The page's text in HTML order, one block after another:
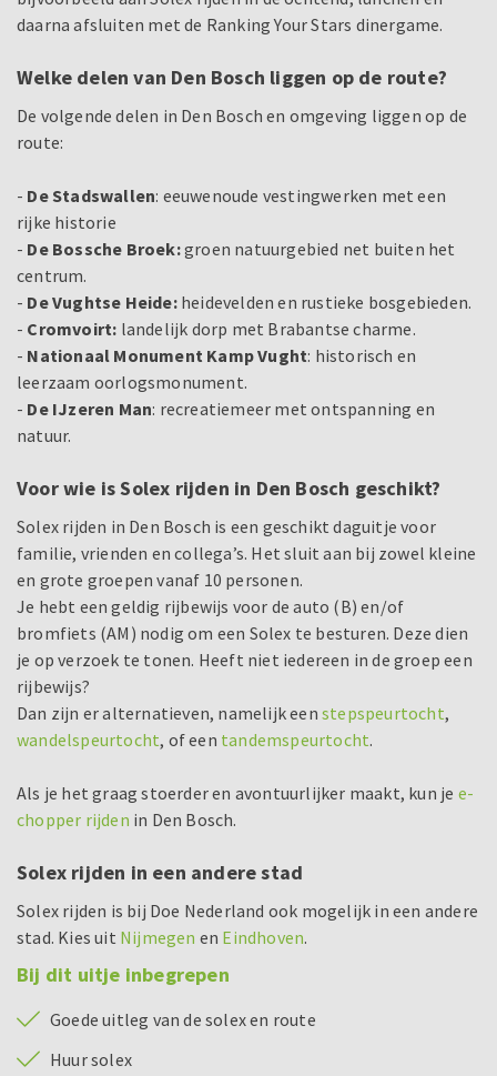
daarna afsluiten met de Ranking Your Stars dinergame.
Welke delen van Den Bosch liggen op de route?
De volgende delen in Den Bosch en omgeving liggen op de
route:
- De Stadswallen: eeuwenoude vestingwerken met een
rijke historie
- De Bossche Broek:groen natuurgebied net buiten het
centrum.
- De Vughtse Heide:heidevelden en rustieke bosgebieden.
- Cromvoirt: landelijk dorp met Brabantse charme.
- Nationaal Monument Kamp Vught: historisch en
leerzaam oorlogsmonument.
- De IJzeren Man: recreatiemeer met ontspanning en
natuur.
Voor wie is Solex rijden in Den Bosch geschikt?
Solex rijden in Den Bosch is een geschikt daguitje voor
familie, vrienden en collega’s. Het sluit aan bij zowel kleine
en grote groepen vanaf 10 personen.
Je hebt een geldig rijbewijs voor de auto (B) en/of
bromfiets (AM) nodig om een Solex te besturen. Deze dien
je op verzoek te tonen. Heeft niet iedereen in de groep een
rijbewijs?
Dan zijn er alternatieven, namelijk een stepspeurtocht,
wandelspeurtocht, of een tandemspeurtocht.
Als je het graag stoerder en avontuurlijker maakt, kun je e-
chopper rijden in Den Bosch.
Solex rijden in een andere stad
Solex rijden is bij Doe Nederland ook mogelijk in een andere
stad. Kies uit Nijmegen en Eindhoven.
Bij dit uitje inbegrepen
Goede uitleg van de solex en route
Huur solex